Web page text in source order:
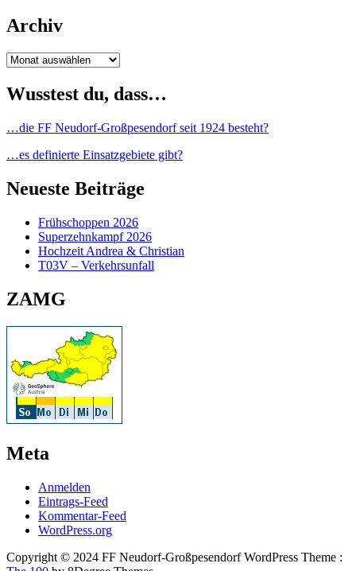
Archiv
Archiv
Wusstest du, dass…
…die FF Neudorf-Großpesendorf seit 1924 besteht?
…es definierte Einsatzgebiete gibt?
Neueste Beiträge
Frühschoppen 2026
Superzehnkampf 2026
Hochzeit Andrea & Christian
T03V – Verkehrsunfall
ZAMG
Meta
Anmelden
Eintrags-Feed
Kommentar-Feed
WordPress.org
Copyright © 2024 FF Neudorf-Großpesendorf WordPress Theme :